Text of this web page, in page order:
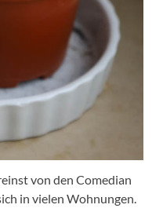
von den Comedian
in vielen Wohnungen.